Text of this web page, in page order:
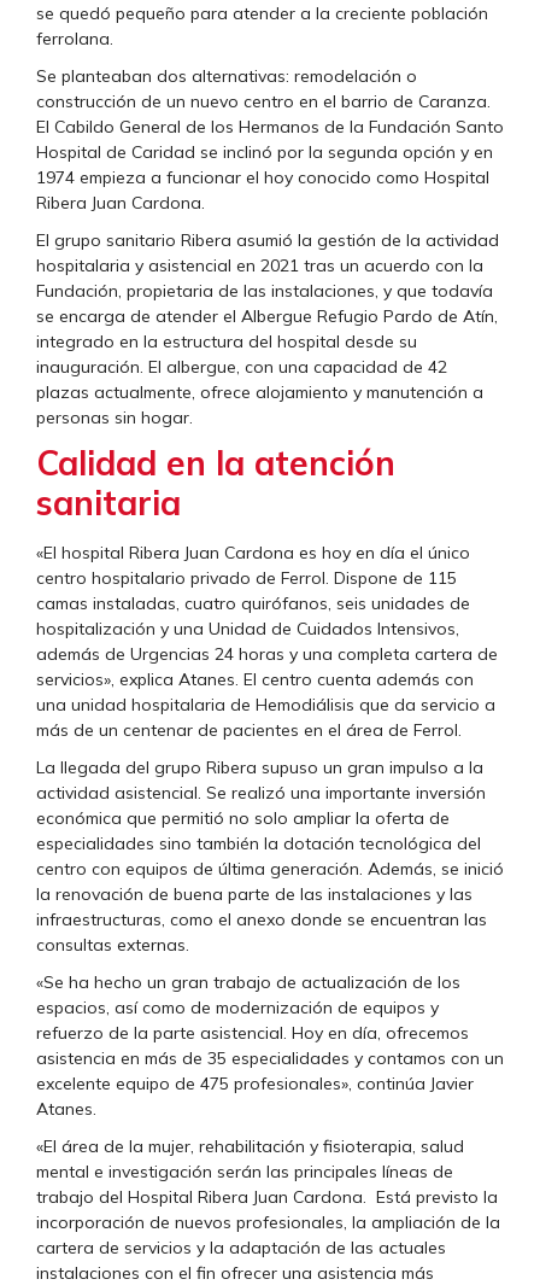
se quedó pequeño para atender a la creciente población
ferrolana.
Se planteaban dos alternativas: remodelación o
construcción de un nuevo centro en el barrio de Caranza.
El Cabildo General de los Hermanos de la Fundación Santo
Hospital de Caridad se inclinó por la segunda opción y en
1974 empieza a funcionar el hoy conocido como Hospital
Ribera Juan Cardona.
El grupo sanitario Ribera asumió la gestión de la actividad
hospitalaria y asistencial en 2021 tras un acuerdo con la
Fundación, propietaria de las instalaciones, y que todavía
se encarga de atender el Albergue Refugio Pardo de Atín,
integrado en la estructura del hospital desde su
inauguración. El albergue, con una capacidad de 42
plazas actualmente, ofrece alojamiento y manutención a
personas sin hogar.
Calidad en la atención
sanitaria
«El hospital Ribera Juan Cardona es hoy en día el único
centro hospitalario privado de Ferrol. Dispone de 115
camas instaladas, cuatro quirófanos, seis unidades de
hospitalización y una Unidad de Cuidados Intensivos,
además de Urgencias 24 horas y una completa cartera de
servicios», explica Atanes. El centro cuenta además con
una unidad hospitalaria de Hemodiálisis que da servicio a
más de un centenar de pacientes en el área de Ferrol.
La llegada del grupo Ribera supuso un gran impulso a la
actividad asistencial. Se realizó una importante inversión
económica que permitió no solo ampliar la oferta de
especialidades sino también la dotación tecnológica del
centro con equipos de última generación. Además, se inició
la renovación de buena parte de las instalaciones y las
infraestructuras, como el anexo donde se encuentran las
consultas externas.
«Se ha hecho un gran trabajo de actualización de los
espacios, así como de modernización de equipos y
refuerzo de la parte asistencial. Hoy en día, ofrecemos
asistencia en más de 35 especialidades y contamos con un
excelente equipo de 475 profesionales», continúa Javier
Atanes.
«El área de la mujer, rehabilitación y fisioterapia, salud
mental e investigación serán las principales líneas de
trabajo del Hospital Ribera Juan Cardona. Está previsto la
incorporación de nuevos profesionales, la ampliación de la
cartera de servicios y la adaptación de las actuales
instalaciones con el fin ofrecer una asistencia más